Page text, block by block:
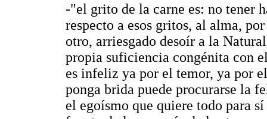
-"el grito de la carne es: no tener
respecto a esos gritos, al alma,
otro, arriesgado desoír a la
propia suficiencia congénita con
es infeliz ya por el temor, ya por
ponga brida puede procurarse la
el egoísmo que quiere todo para